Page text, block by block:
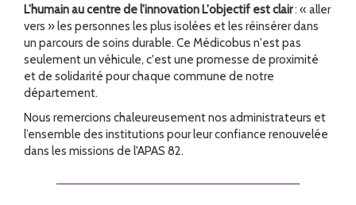
L’humain au centre de l'innovation L'objectif est clair: « aller
vers » les personnes les plus isolées et les réinsérer dans
un parcours de soins durable. Ce Médicobus n'est pas
seulement un véhicule, c'est une promesse de proximité
et de solidarité pour chaque commune de notre
département.
Nous remercions chaleureusement nos administrateurs et
l’ensemble des institutions pour leur confiance renouvelée
dans les missions de l'APAS 82.